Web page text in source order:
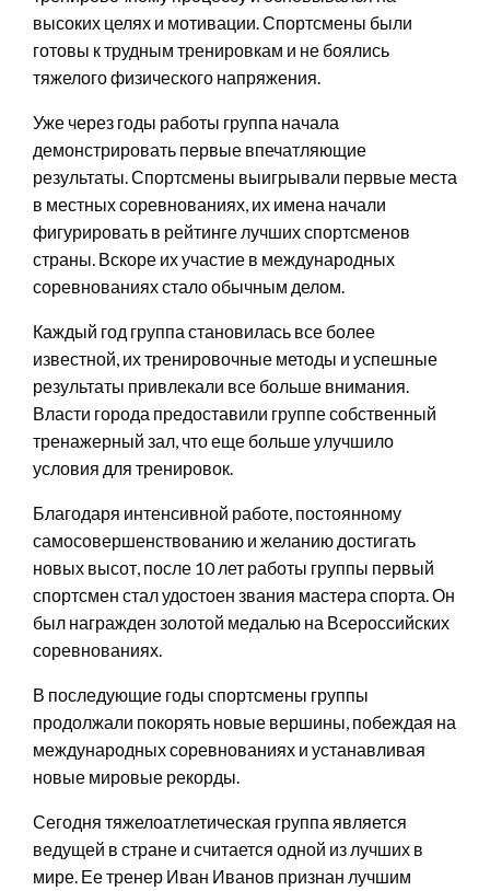
высоких целях и мотивации. Спортсмены были
готовы к трудным тренировкам и не боялись
тяжелого физического напряжения.
Уже через годы работы группа начала
демонстрировать первые впечатляющие
результаты. Спортсмены выигрывали первые места
в местных соревнованиях, их имена начали
фигурировать в рейтинге лучших спортсменов
страны. Вскоре их участие в международных
соревнованиях стало обычным делом.
Каждый год группа становилась все более
известной, их тренировочные методы и успешные
результаты привлекали все больше внимания.
Власти города предоставили группе собственный
тренажерный зал, что еще больше улучшило
условия для тренировок.
Благодаря интенсивной работе, постоянному
самосовершенствованию и желанию достигать
новых высот, после 10 лет работы группы первый
спортсмен стал удостоен звания мастера спорта. Он
был награжден золотой медалью на Всероссийских
соревнованиях.
В последующие годы спортсмены группы
продолжали покорять новые вершины, побеждая на
международных соревнованиях и устанавливая
новые мировые рекорды.
Сегодня тяжелоатлетическая группа является
ведущей в стране и считается одной из лучших в
мире. Ее тренер Иван Иванов признан лучшим